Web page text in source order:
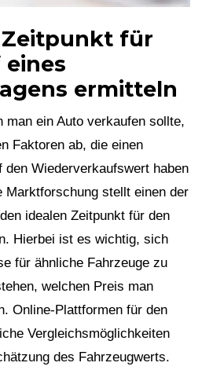
Zeitpunkt für
ermitteln
man ein Auto verkaufen sollte,
Faktoren ab, die einen
Wiederverkaufswert haben
Marktforschung stellt einen der
idealen Zeitpunkt für den
Hierbei ist es wichtig, sich
für ähnliche Fahrzeuge zu
welchen Preis man
Online-Plattformen für den
Vergleichsmöglichkeiten
des Fahrzeugwerts.